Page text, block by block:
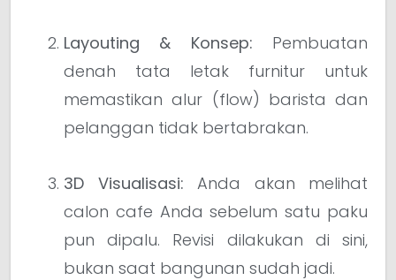
Layouting & Konsep: Pembuatan
denah tata letak furnitur untuk
memastikan alur (flow) barista dan
pelanggan tidak bertabrakan.
3D Visualisasi: Anda akan melihat
calon cafe Anda sebelum satu paku
pun dipalu. Revisi dilakukan di sini,
bukan saat bangunan sudah jadi.